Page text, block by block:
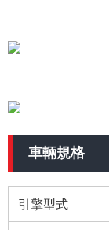
車輛規格
引擎型式